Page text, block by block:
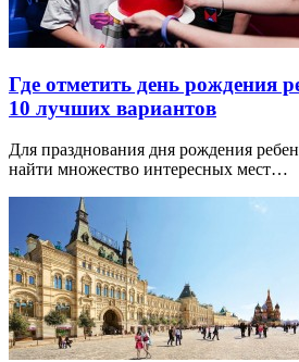
Где отметить день рождения
10 лучших вариантов
Для празднования дня рождения
найти множество интересных мест…